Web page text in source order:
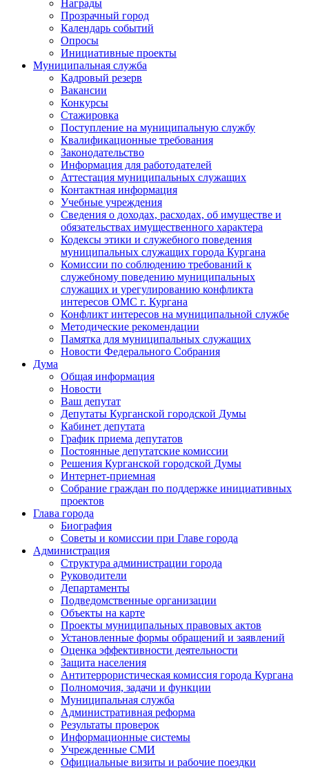
Награды
Прозрачный город
Календарь событий
Опросы
Инициативные проекты
Муниципальная служба
Кадровый резерв
Вакансии
Конкурсы
Стажировка
Поступление на муниципальную службу
Квалификационные требования
Законодательство
Информация для работодателей
Аттестация муниципальных служащих
Контактная информация
Учебные учреждения
Сведения о доходах, расходах, об имуществе и
обязательствах имущественного характера
Кодексы этики и служебного поведения
муниципальных служащих города Кургана
Комиссии по соблюдению требований к
служебному поведению муниципальных
служащих и урегулированию конфликта
интересов ОМС г. Кургана
Конфликт интересов на муниципальной службе
Методические рекомендации
Памятка для муниципальных служащих
Новости Федерального Cобрания
Дума
Общая информация
Новости
Ваш депутат
Депутаты Курганской городской Думы
Кабинет депутата
График приема депутатов
Постоянные депутатские комиссии
Решения Курганской городской Думы
Интернет-приемная
Собрание граждан по поддержке инициативных
проектов
Глава города
Биография
Советы и комиссии при Главе города
Администрация
Структура администрации города
Руководители
Департаменты
Подведомственные организации
Объекты на карте
Проекты муниципальных правовых актов
Установленные формы обращений и заявлений
Оценка эффективности деятельности
Защита населения
Антитеррористическая комиссия города Кургана
Полномочия, задачи и функции
Муниципальная служба
Административная реформа
Результаты проверок
Информационные системы
Учрежденные СМИ
Официальные визиты и рабочие поездки